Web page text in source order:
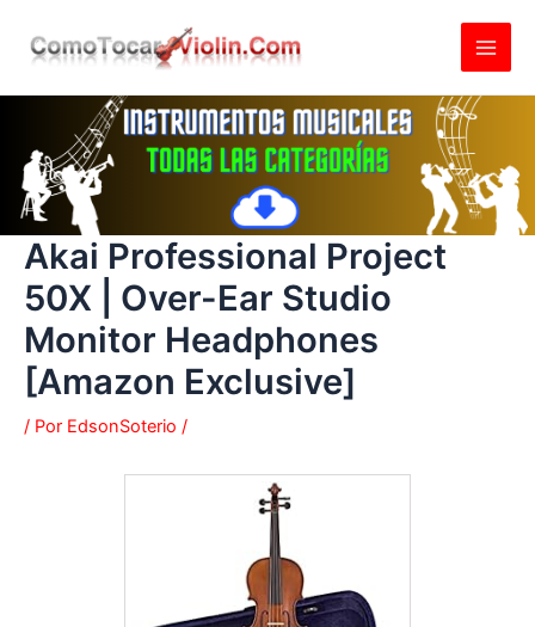
Akai Professional Project
50X | Over-Ear Studio
Monitor Headphones
[Amazon Exclusive]
/ Por EdsonSoterio /